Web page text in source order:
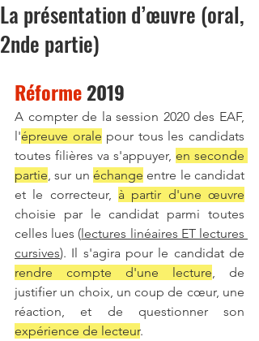
La présentation d’œuvre (oral,
2nde partie)
Réforme 2019
A compter de la session 2020 des EAF,
l'épreuve orale pour tous les candidats
toutes filières va s'appuyer, en seconde
partie, sur un échange entre le candidat
et le correcteur, à partir d'une œuvre
choisie par le candidat parmi toutes
celles lues (lectures linéaires ET lectures
cursives
rendre compte d'une lecture, de
justifier un choix, un coup de cœur, une
expérience de lecteur.